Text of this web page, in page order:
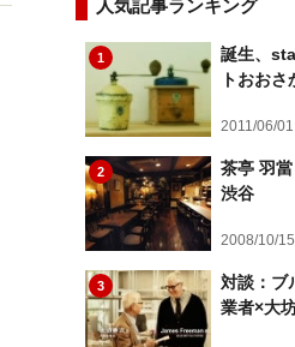
人気記事ランキング
1
誕生、
トおおさ
2011/06/01
2
茶亭 羽
渋谷
2008/10/15
3
対談：ブ
業者×大